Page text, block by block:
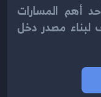
أهم المسارات
لبناء مصدر دخل